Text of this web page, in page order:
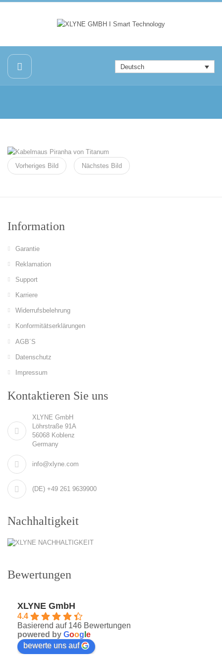
Deutsch
Vorheriges Bild Nächstes Bild
Information
Garantie
Reklamation
Support
Karriere
Widerrufsbelehrung
Konformitätserklärungen
AGB´S
Datenschutz
Impressum
Kontaktieren Sie uns
XLYNE GmbH
Löhrstraße 91A
56068 Koblenz
Germany
info@xlyne.com
(DE) +49 261 9639900
Nachhaltigkeit
Bewertungen
XLYNE GmbH
4.4
Basierend auf 146 Bewertungen
powered by Goog e
bewerte uns auf